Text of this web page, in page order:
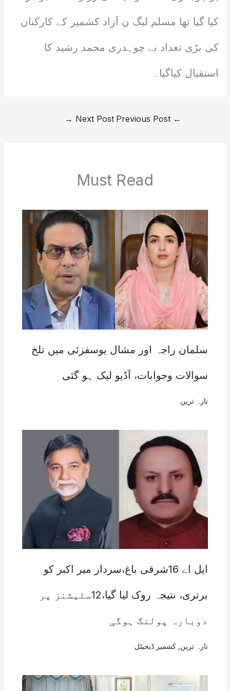
کیا گیا تھا مسلم لیگ ن آزاد کشمیر کے کارکنان
کی بڑی تعداد نے چوہدری محمد رشید کا
استقبال کیاگیا۔
←
Next Post
→
Must Read
سلمان راجہ اور مشال یوسفزئی میں تلخ
سوالات وجوابات، آڈیو لیک ہو گئی
تازہ ترین
ایل اے 16شرقی باغ،سردار میر اکبر کو
برتری، نتیجہ روک لیا گیا،12سٹیشنز پر
دوبارہ پولنگ ہوگی
تازہ ترین کشمیر ڈیجیٹل